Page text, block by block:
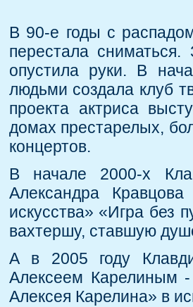
В 90-е годы с
перестала
опустила руки. В
людьми создала клуб
проекта актриса
домах престарелых,
концертов.
В начале 2000-х
Александра
искусства» «Игра без
вахтершу, ставшую
А в 2005 году
Алексеем Карелиным
Алексея Карелина» в